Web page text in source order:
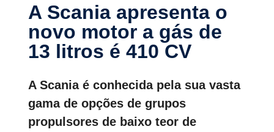
A Scania apresenta o
novo motor a gás de
13 litros é 410 CV
A Scania é conhecida pela sua vasta
gama de opções de grupos
propulsores de baixo teor de